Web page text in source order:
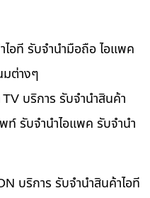
ไอที รับจำนำมือถือ ไอแพค
มต่างๆ
บริการ รับจำนำสินค้า
ท์ รับจำนำไอแพค รับจำนำ
บริการ รับจำนำสินค้าไอที